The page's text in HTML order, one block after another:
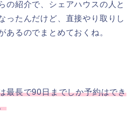
の紹介で、シェアハウスの人と
ったんだけど、直接やり取りし
あるのでまとめておくね。
最長で90日までしか予約はでき